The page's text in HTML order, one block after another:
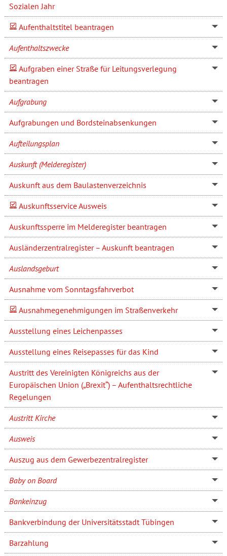
Sozialen Jahr
Aufenthaltstitel beantragen
Aufenthaltszwecke
Aufgraben einer Straße für Leitungsverlegung
beantragen
Aufgrabung
Aufgrabungen und Bordsteinabsenkungen
Aufteilungsplan
Auskunft (Melderegister)
Auskunft aus dem Baulastenverzeichnis
Auskunftsservice Ausweis
Auskunftssperre im Melderegister beantragen
Ausländerzentralregister – Auskunft beantragen
Auslandsgeburt
Ausnahme vom Sonntagsfahrverbot
Ausnahmegenehmigungen im Straßenverkehr
Ausstellung eines Leichenpasses
Ausstellung eines Reisepasses für das Kind
Austritt des Vereinigten Königreichs aus der
Europäischen Union („Brexit“) – Aufenthaltsrechtliche
Regelungen
Austritt Kirche
Ausweis
Auszug aus dem Gewerbezentralregister
Baby on Board
Bankeinzug
Bankverbindung der Universitätsstadt Tübingen
Barzahlung